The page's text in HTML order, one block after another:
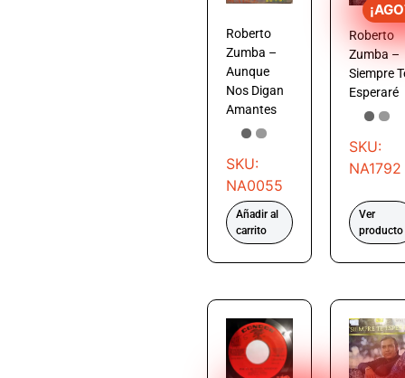
Roberto
Zumba –
Aunque
Nos Digan
Amantes
SKU:
NA0055
Añadir al
carrito
Roberto
Zumba –
Siempre
Esperaré
SKU:
NA1792
Ver
producto